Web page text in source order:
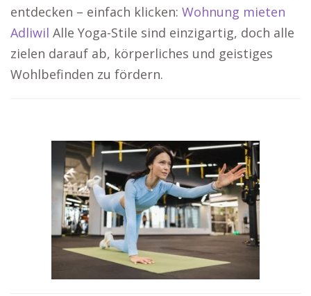
entdecken – einfach klicken: Wohnung mieten
Adliwil Alle Yoga-Stile sind einzigartig, doch alle
zielen darauf ab, körperliches und geistiges
Wohlbefinden zu fördern.